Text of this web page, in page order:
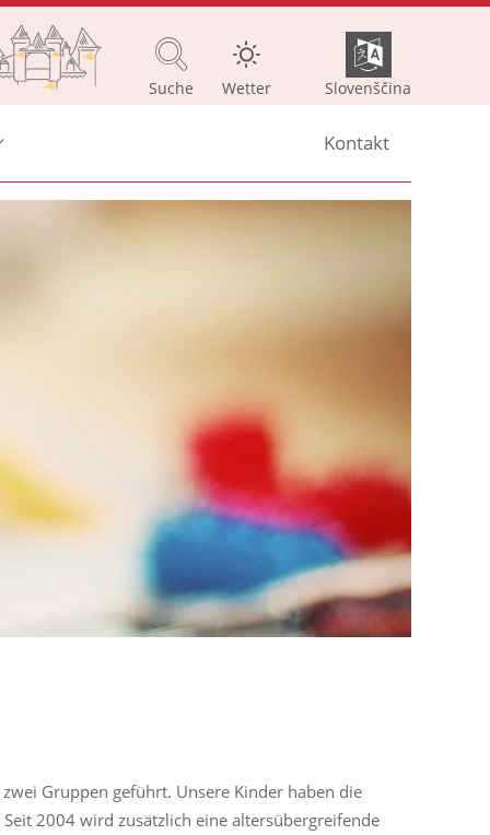
Suche Wetter Slovenščina
Kontakt
Gruppen geführt. Unsere Kinder haben die
2004 wird zusätzlich eine altersübergreifende